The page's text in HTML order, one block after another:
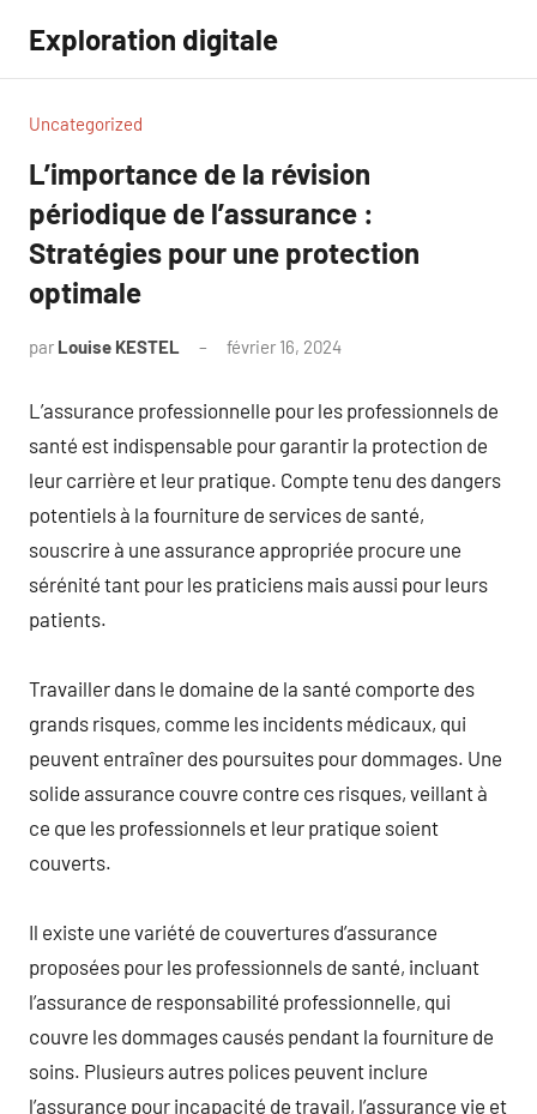
contenu
Exploration digitale
Uncategorized
L’importance de la révision
périodique de l’assurance :
Stratégies pour une protection
optimale
par Louise KESTEL février 16, 2024
L’assurance professionnelle pour les professionnels de
santé est indispensable pour garantir la protection de
leur carrière et leur pratique. Compte tenu des dangers
potentiels à la fourniture de services de santé,
souscrire à une assurance appropriée procure une
sérénité tant pour les praticiens mais aussi pour leurs
patients.
Travailler dans le domaine de la santé comporte des
grands risques, comme les incidents médicaux, qui
peuvent entraîner des poursuites pour dommages. Une
solide assurance couvre contre ces risques, veillant à
ce que les professionnels et leur pratique soient
couverts.
Il existe une variété de couvertures d’assurance
proposées pour les professionnels de santé, incluant
l’assurance de responsabilité professionnelle, qui
couvre les dommages causés pendant la fourniture de
soins. Plusieurs autres polices peuvent inclure
l’assurance pour incapacité de travail, l’assurance vie et